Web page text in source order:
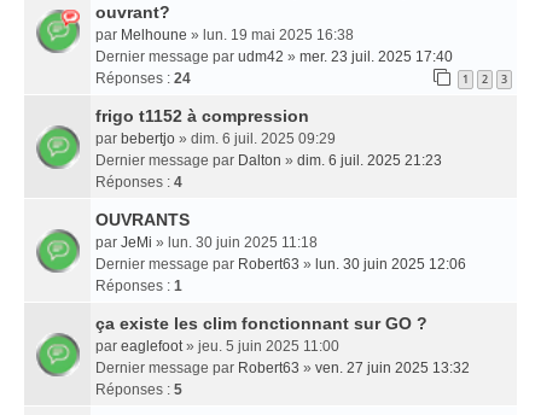
ouvrant?
par Melhoune » lun. 19 mai 2025 16:38
Dernier message par udm42 » mer. 23 juil. 2025 17:40
Réponses : 24 1 2 3
frigo t1152 à compression
par bebertjo » dim. 6 juil. 2025 09:29
Dernier message par Dalton » dim. 6 juil. 2025 21:23
Réponses : 4
OUVRANTS
par JeMi » lun. 30 juin 2025 11:18
Dernier message par Robert63 » lun. 30 juin 2025 12:06
Réponses : 1
ça existe les clim fonctionnant sur GO ?
par eaglefoot» jeu. 5 juin 2025 11:00
Dernier message par Robert63 » ven. 27 juin 2025 13:32
Réponses : 5